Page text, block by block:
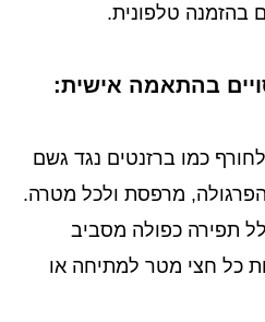
בהזמנה טלפונית.
בהתאמה אישית:
כמו ברזנטים נגד גשם
מרפסת ולכל מטרה.
תפירה כפולה מסביב
כל חצי מטר למתיחה או